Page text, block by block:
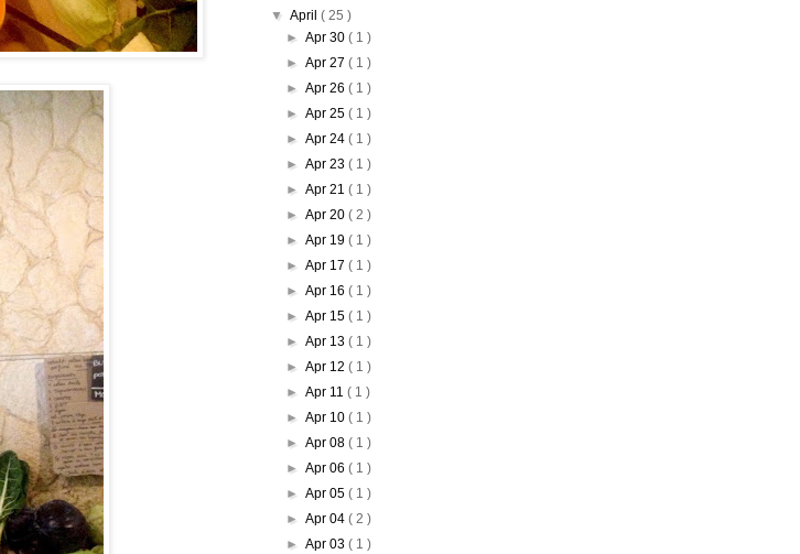
▼ April ( 25 )
►Apr 30( 1 )
►Apr 27( 1 )
►Apr 26( 1 )
►Apr 25( 1 )
►Apr 24( 1 )
►Apr 23( 1 )
►Apr 21( 1 )
►Apr 20( 2 )
►Apr 19( 1 )
►Apr 17( 1 )
►Apr 16( 1 )
►Apr 15( 1 )
►Apr 13( 1 )
►Apr 12( 1 )
►Apr 11( 1 )
►Apr 10( 1 )
►Apr 08( 1 )
►Apr 06( 1 )
►Apr 05( 1 )
►Apr 04( 2 )
►Apr 03( 1 )